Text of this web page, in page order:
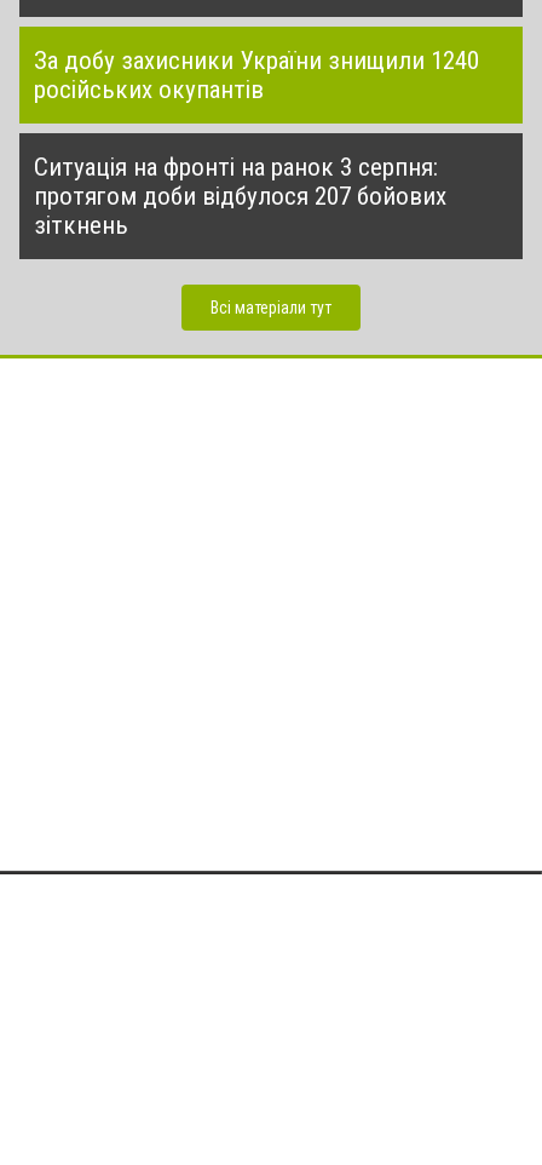
За добу захисники України знищили 1240
російських окупантів
Ситуація на фронті на ранок 3 серпня:
протягом доби відбулося 207 бойових
зіткнень
Всі матеріали тут